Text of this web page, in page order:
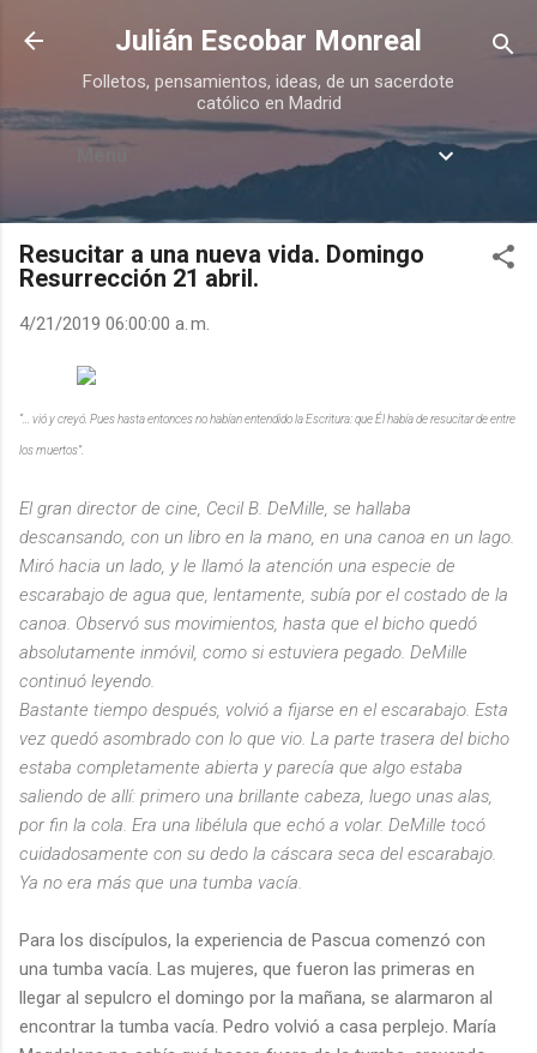
Ir al contenido principal
Julián Escobar Monreal
Folletos, pensamientos, ideas, de un sacerdote
católico en Madrid
Menú
Resucitar a una nueva vida. Domingo
Resurrección 21 abril.
4/21/2019 06:00:00 a. m.
“… vió y creyó. Pues hasta entonces no habían entendido la Escritura: que Él había de resucitar de entre
los muertos”.
El gran director de cine, Cecil B. DeMille, se hallaba
descansando, con un libro en la mano, en una canoa en un lago.
Miró hacia un lado, y le llamó la atención una especie de
escarabajo de agua que, lentamente, subía por el costado de la
canoa. Observó sus movimientos, hasta que el bicho quedó
absolutamente inmóvil, como si estuviera pegado. DeMille
continuó leyendo.
Bastante tiempo después, volvió a fijarse en el escarabajo. Esta
vez quedó asombrado con lo que vio. La parte trasera del bicho
estaba completamente abierta y parecía que algo estaba
saliendo de allí: primero una brillante cabeza, luego unas alas,
por fin la cola. Era una libélula que echó a volar. DeMille tocó
cuidadosamente con su dedo la cáscara seca del escarabajo.
Ya no era más que una tumba vacía.
Para los discípulos, la experiencia de Pascua comenzó con
una tumba vacía. Las mujeres, que fueron las primeras en
llegar al sepulcro el domingo por la mañana, se alarmaron al
encontrar la tumba vacía. Pedro volvió a casa perplejo. María